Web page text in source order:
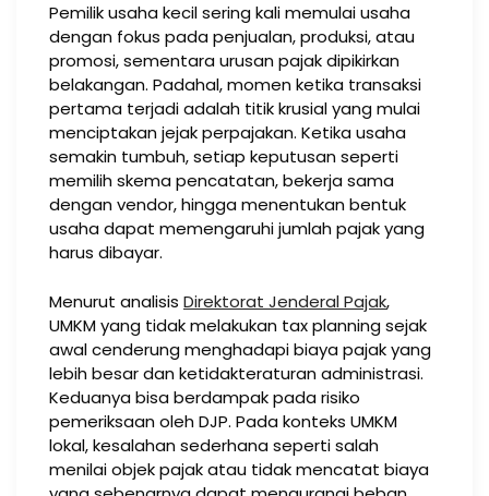
Pemilik usaha kecil sering kali memulai usaha
dengan fokus pada penjualan, produksi, atau
promosi, sementara urusan pajak dipikirkan
belakangan. Padahal, momen ketika transaksi
pertama terjadi adalah titik krusial yang mulai
menciptakan jejak perpajakan. Ketika usaha
semakin tumbuh, setiap keputusan seperti
memilih skema pencatatan, bekerja sama
dengan vendor, hingga menentukan bentuk
usaha dapat memengaruhi jumlah pajak yang
harus dibayar.
Menurut analisis Direktorat Jenderal Pajak,
UMKM yang tidak melakukan tax planning sejak
awal cenderung menghadapi biaya pajak yang
lebih besar dan ketidakteraturan administrasi.
Keduanya bisa berdampak pada risiko
pemeriksaan oleh DJP. Pada konteks UMKM
lokal, kesalahan sederhana seperti salah
menilai objek pajak atau tidak mencatat biaya